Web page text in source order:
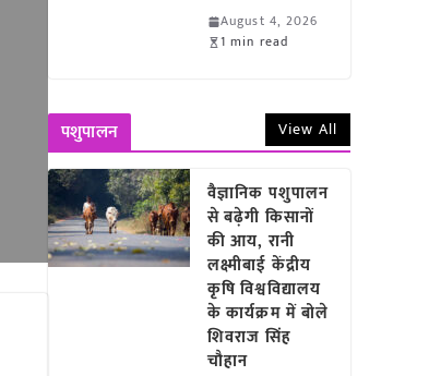
August 4, 2026
1 min read
पशुपालन View All
वैज्ञानिक पशुपालन
से बढ़ेगी किसानों
की आय, रानी
लक्ष्मीबाई केंद्रीय
कृषि विश्वविद्यालय
के कार्यक्रम में बोले
शिवराज सिंह
चौहान